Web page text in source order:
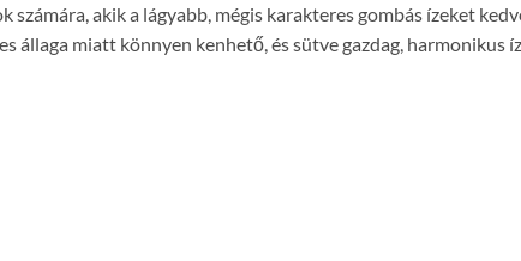
akik a lágyabb, mégis karakteres gombás ízeket
állaga miatt könnyen kenhető, és sütve gazdag, harmonikus